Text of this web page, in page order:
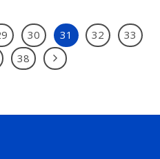
30 31 32
33
38